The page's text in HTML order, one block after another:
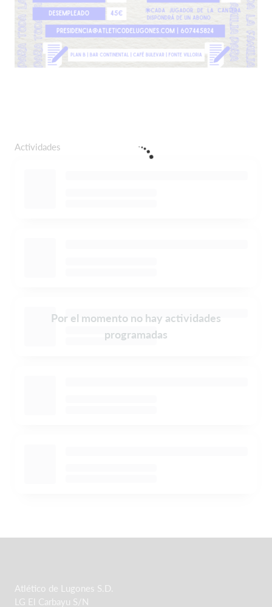
Actividades
Por el momento no hay actividades
programadas
Atlético de Lugones S.D.
LG El Carbayu S/N